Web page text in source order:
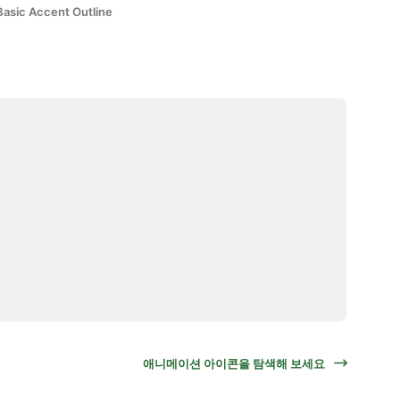
Accent Outline
애니메이션 아이콘을 탐색해 보세요